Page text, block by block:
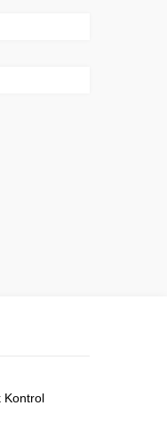
Kontrol